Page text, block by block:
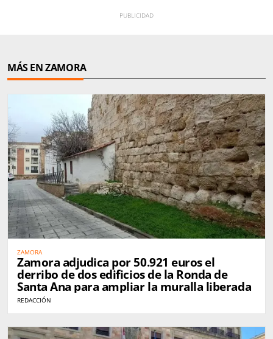
MÁS EN ZAMORA
ZAMORA
Zamora adjudica por 50.921 euros el
derribo de dos edificios de la Ronda de
Santa Ana para ampliar la muralla liberada
REDACCIÓN